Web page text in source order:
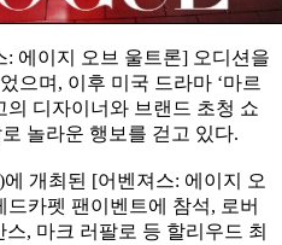
에이지 오브 울트론] 오디션을
으며, 이후 미국 드라마 ‘마르
의 디자이너와 브랜드 초청 쇼
놀라운 행보를 걷고 있다.
개최된 [어벤져스: 에이지 오
카펫 팬이벤트에 참석, 로버
, 마크 러팔로 등 할리우드 최